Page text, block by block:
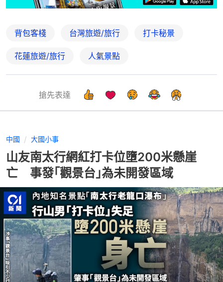
背包客棧 台灣旅遊/旅行 打卡秘景
花蓮旅遊/旅行 人氣景點
搶先表達
中國 大國小事
山友南太行網紅打卡位墮200米懸崖
亡 事發｢觀景台｣為未開發區域